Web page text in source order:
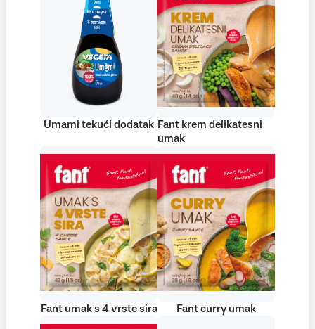
Umami tekući dodatak Fant krem delikatesni
umak
Fant umak s 4 vrste sira Fant curry umak